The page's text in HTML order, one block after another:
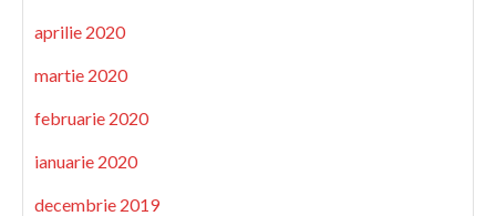
aprilie 2020
martie 2020
februarie 2020
ianuarie 2020
decembrie 2019